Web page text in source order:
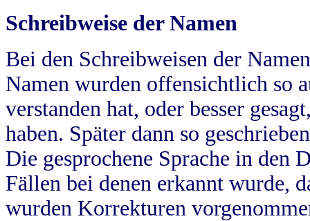
Schreibweise der Namen
Bei den Schreibweisen der
Namen wurden offensichtlich so
verstanden hat, oder besser
haben. Später dann so
Die gesprochene Sprache in
Fällen bei denen erkannt wurde,
wurden Korrekturen